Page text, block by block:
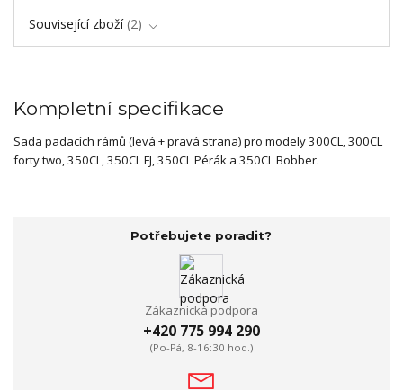
Související zboží 2
Kompletní specifikace
Sada padacích rámů (levá + pravá strana) pro modely 300CL, 300CL
forty two, 350CL, 350CL FJ, 350CL Pérák a 350CL Bobber.
Potřebujete poradit?
Zákaznická podpora
+420 775 994 290
(Po-Pá, 8-16:30 hod.)